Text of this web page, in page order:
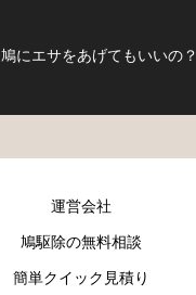
鳩にエサをあげてもいいの？
運営会社
鳩駆除の無料相談
簡単クイック見積り